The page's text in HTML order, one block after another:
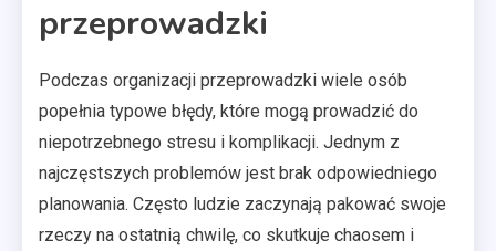
przeprowadzki
Podczas organizacji przeprowadzki wiele osób
popełnia typowe błędy, które mogą prowadzić do
niepotrzebnego stresu i komplikacji. Jednym z
najczęstszych problemów jest brak odpowiedniego
planowania. Często ludzie zaczynają pakować swoje
rzeczy na ostatnią chwilę, co skutkuje chaosem i